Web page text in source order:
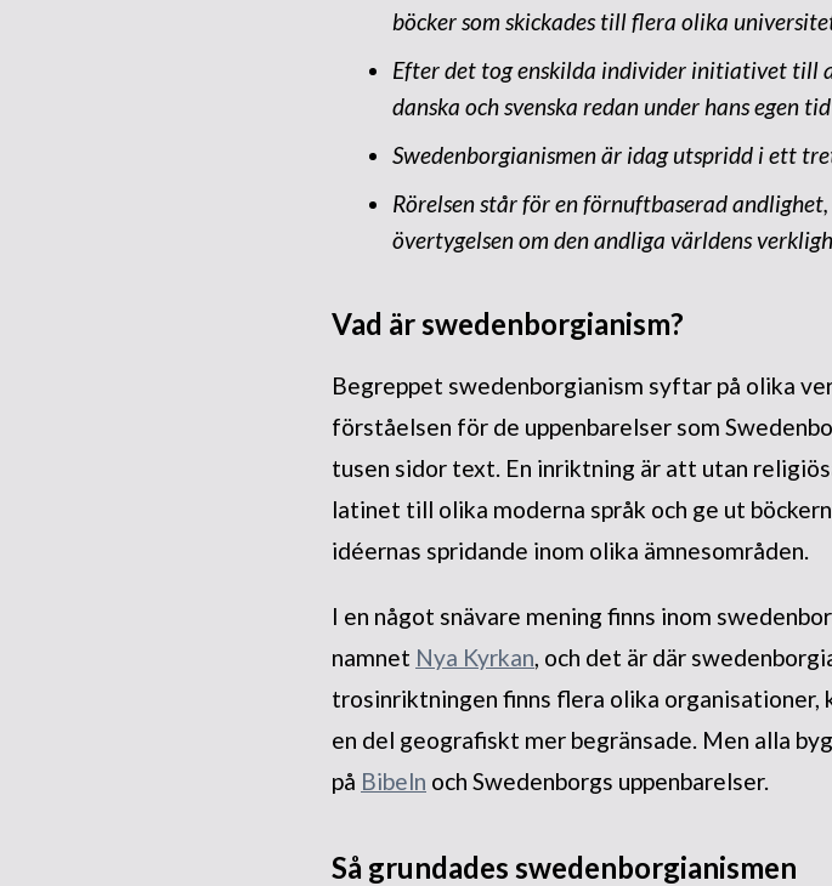
böcker som skickades till flera olika
Efter det tog enskilda individer initiativet till
danska och svenska redan under hans egen
Swedenborgianismen är idag utspridd i ett
Rörelsen står för en förnuftbaserad
övertygelsen om den andliga världens
Vad är swedenborgianism?
Begreppet swedenborgianism syftar på olika
förståelsen för de uppenbarelser som
tusen sidor text. En inriktning är att utan
latinet till olika moderna språk och ge ut
idéernas spridande inom olika ämnesområden.
I en något snävare mening finns inom
namnet Nya Kyrkan , och det är där
trosinriktningen finns flera olika organisationer,
en del geografiskt mer begränsade. Men alla
på Bibeln och Swedenborgs uppenbarelser.
Så grundades swedenborgianismen